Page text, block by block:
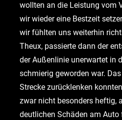
wollten an die Leistung vom
wir wieder eine Bestzeit
wir fühlten uns weiterhin
Theux, passierte dann der
der Außenlinie unerwartet in
schmierig geworden war.
Strecke zurücklenken
zwar nicht besonders heftig,
deutlichen Schäden am Auto